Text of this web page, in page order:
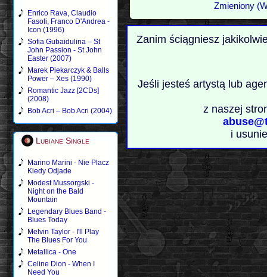
Enrico Rava, Claudio
Fasoli, Franco D'Andrea -
Icon (1996)
Sofia Gubaidulina – St
John Passion - St John
Easter (2007)
Marek Piekarczyk & Balls
Power – Xes (1990)
Romantic Jazz [2CDs]
(2008)
Bob Acri – Bob Acri (2004)
Lubiane Single
Marino Marini - Nie Placz
Kiedy Odjade
Modest Mussorgski -
Night on the Bald
Mountain
Legendary Blues Band -
Blues Today
Melvin Taylor - I'll Play
The Blues For You
Metallica - One
Celine Dion - When I
Need You
Zmieniony
Zanim ściągniesz
Jeśli jesteś artystą lub
z naszej
i